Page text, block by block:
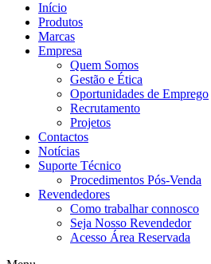
Início
Produtos
Marcas
Empresa
Quem Somos
Gestão e Ética
Oportunidades de Emprego
Recrutamento
Projetos
Contactos
Notícias
Suporte Técnico
Procedimentos Pós-Venda
Revendedores
Como trabalhar connosco
Seja Nosso Revendedor
Acesso Área Reservada